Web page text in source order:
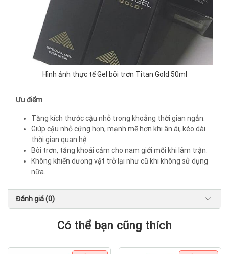
Hình ảnh thực tế Gel bôi trơn Titan Gold 50ml
Ưu điểm
Tăng kích thước cậu nhỏ trong khoảng thời gian ngắn.
Giúp cậu nhỏ cứng hơn, mạnh mẽ hơn khi ân ái, kéo dài
thời gian quan hệ.
Bôi trơn, tăng khoái cảm cho nam giới mỗi khi lâm trận.
Không khiến dương vật trở lại như cũ khi không sử dụng
nữa.
Đánh giá (0)
Có thể bạn cũng thích